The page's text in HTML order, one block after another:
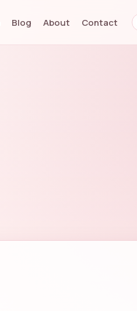
Blog About Contact